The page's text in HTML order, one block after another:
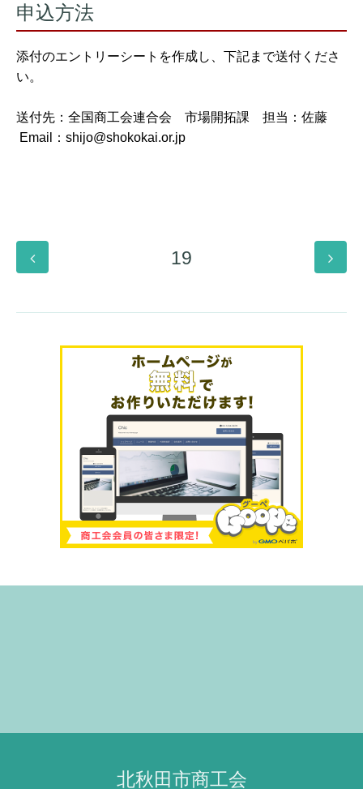
申込方法
添付のエントリーシートを作成し、下記まで送付くださ
い。
送付先：全国商工会連合会 市場開拓課 担当：佐藤
Email：shijo@shokokai.or.jp
19
北秋田市商工会